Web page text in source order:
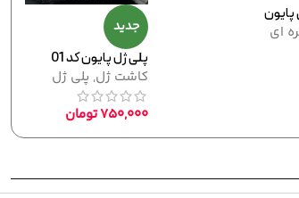
لاک ژل نرمال پایون کد 144
لاک ژل ,نرمال (ساده)
320,000تومان